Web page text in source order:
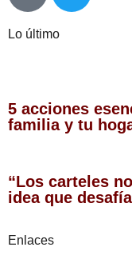
Lo último
5 acciones
familia y tu
“Los carteles
idea que
Enlaces